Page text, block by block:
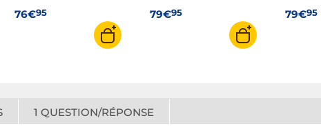
76€95 79€95 79€95
1 QUESTION/RÉPONSE